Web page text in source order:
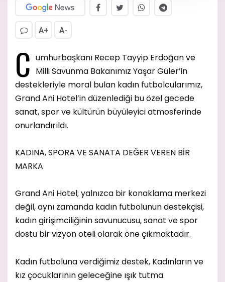
A+ A-
C umhurbaşkanı Recep Tayyip Erdoğan ve
Milli Savunma Bakanımız Yaşar Güler’in
destekleriyle moral bulan kadın futbolcularımız,
Grand Ani Hotel’in düzenlediği bu özel gecede
sanat, spor ve kültürün büyüleyici atmosferinde
onurlandırıldı.
KADINA, SPORA VE SANATA DEĞER VEREN BİR
MARKA
Grand Ani Hotel; yalnızca bir konaklama merkezi
değil, aynı zamanda kadın futbolunun destekçisi,
kadın girişimciliğinin savunucusu, sanat ve spor
dostu bir vizyon oteli olarak öne çıkmaktadır.
Kadın futboluna verdiğimiz destek, Kadınların ve
kız çocuklarının geleceğine ışık tutma